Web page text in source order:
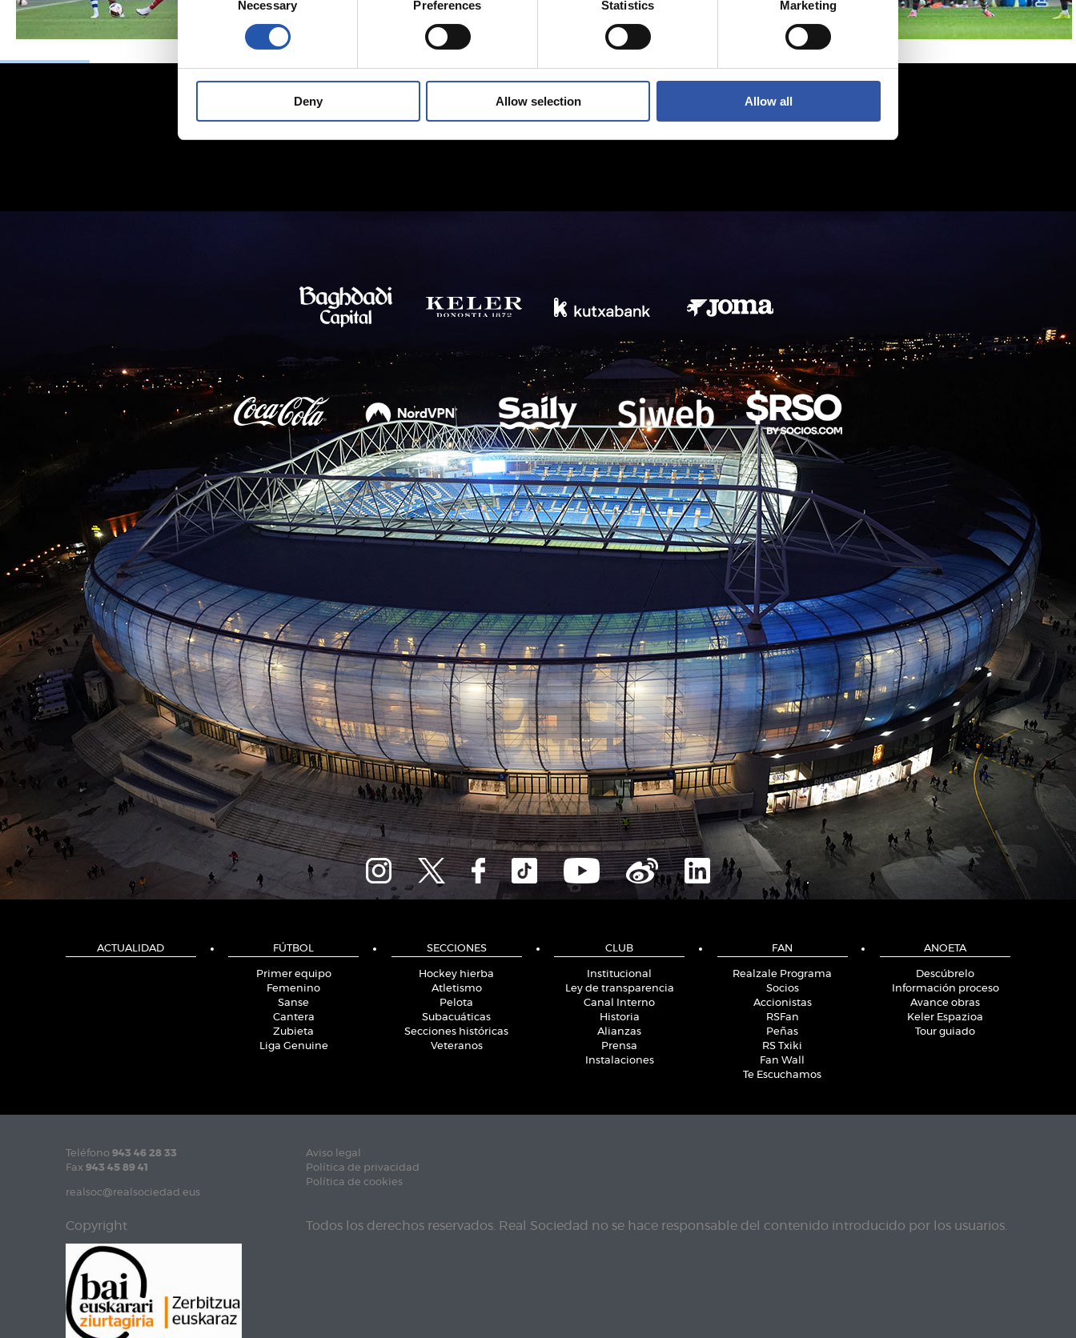
Necessary Preferences Statistics Marketing
Deny Allow selection Allow all
ACTUALIDAD FÚTBOL
Primer equipo
Femenino
Sanse
Cantera
Zubieta
Liga Genuine
SECCIONES
Hockey hierba
Atletismo
Pelota
Subacuáticas
Secciones históricas
Veteranos
CLUB
Institucional
Ley de transparencia
Canal Interno
Historia
Alianzas
Prensa
Instalaciones
FAN
Realzale Programa
Socios
Accionistas
RSFan
Peñas
RS Txiki
Fan Wall
Te Escuchamos
ANOETA
Descúbrelo
Información proceso
Avance obras
Keler Espazioa
Tour guiado
Teléfono 943 46 28 33
Fax 943 45 89 41
realsoc@realsociedad.eus
Aviso legal
Política de privacidad
Política de cookies
Copyright Todos los derechos reservados. Real Sociedad no se hace responsable del contenido introducido por los usuarios.